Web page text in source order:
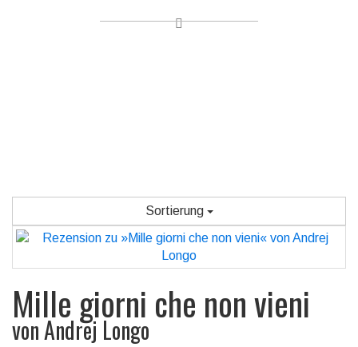
Sortierung
Mille giorni che non vieni
vonAndrej Longo